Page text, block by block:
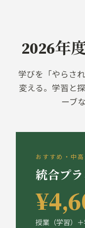
2026年
学びを「やらさ
変える。学習と
ーブ
おすすめ・中
統合プ
授業（学習）